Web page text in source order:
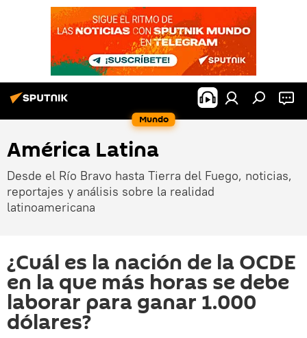
Mundo
América Latina
Desde el Río Bravo hasta Tierra del Fuego, noticias,
reportajes y análisis sobre la realidad
latinoamericana
¿Cuál es la nación de la OCDE
en la que más horas se debe
laborar para ganar 1.000
dólares?